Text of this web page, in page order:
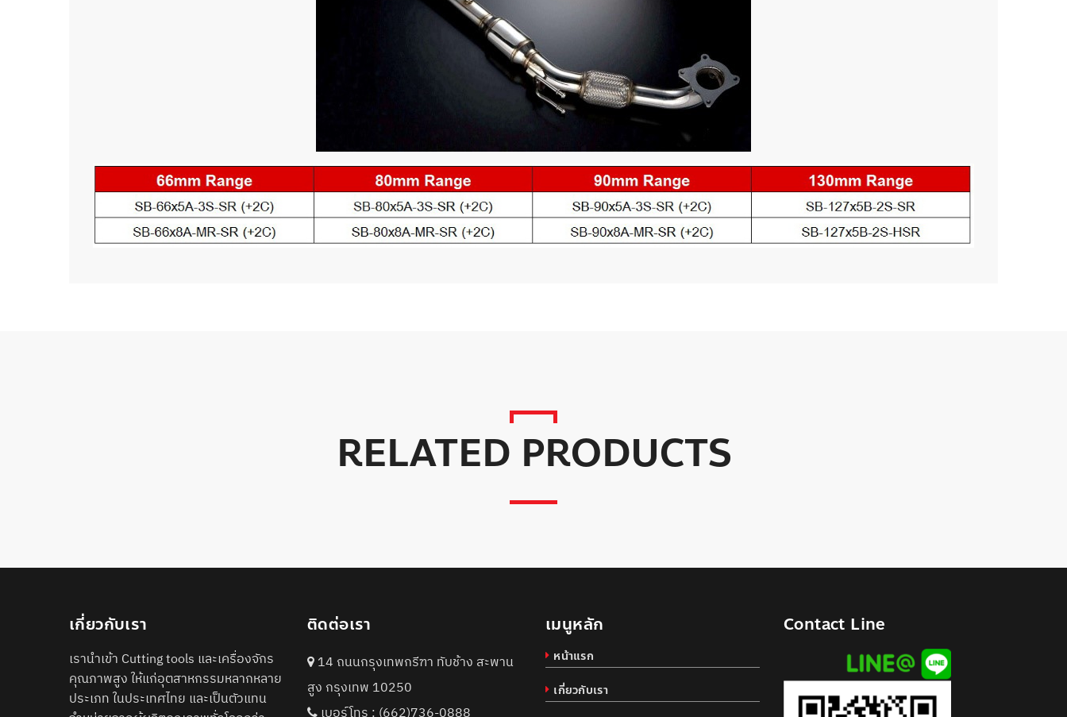
RELATED PRODUCTS
เกี่ยวกับเรา
เรานำเข้า Cutting tools และเครื่องจักร
คุณภาพสูง ให้แก่อุตสาหกรรมหลากหลาย
ประเภท ในประเทศไทย และเป็นตัวแทน
ติดต่อเรา
14 ถนนกรุงเทพกรีฑา ทับช้าง สะพาน
สูง กรุงเทพ 10250
เบอร์โทร : (662)736-0888
เมนูหลัก
หน้าแรก
เกี่ยวกับเรา
Contact Line